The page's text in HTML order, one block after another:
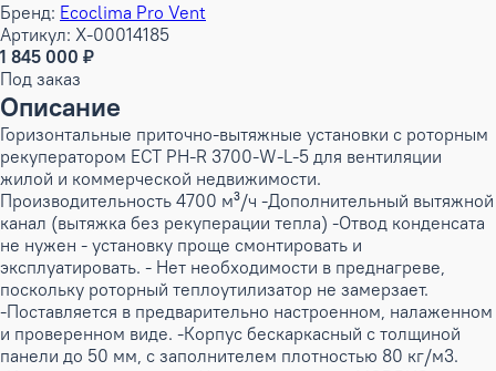
Бренд: Ecoclima Pro Vent
Артикул: X-00014185
1 845 000 ₽
Под заказ
Описание
Горизонтальные приточно-вытяжные установки с роторным
рекуператором ECT PH-R 3700-W-L-5 для вентиляции
жилой и коммерческой недвижимости.
Производительность 4700 м³/ч -Дополнительный вытяжной
канал (вытяжка без рекуперации тепла) -Отвод конденсата
не нужен - установку проще смонтировать и
эксплуатировать. - Нет необходимости в преднагреве,
поскольку роторный теплоутилизатор не замерзает.
-Поставляется в предварительно настроенном, налаженном
и проверенном виде. -Корпус бескаркасный с толщиной
панели до 50 мм, с заполнителем плотностью 80 кг/м3.